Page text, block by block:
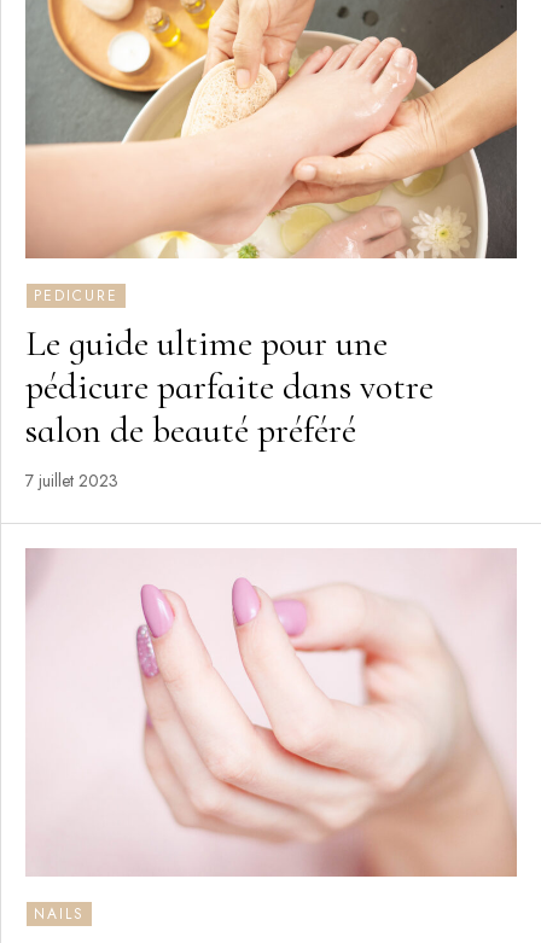
PEDICURE
Le guide ultime pour une
pédicure parfaite dans votre
salon de beauté préféré
7 juillet 2023
NAILS